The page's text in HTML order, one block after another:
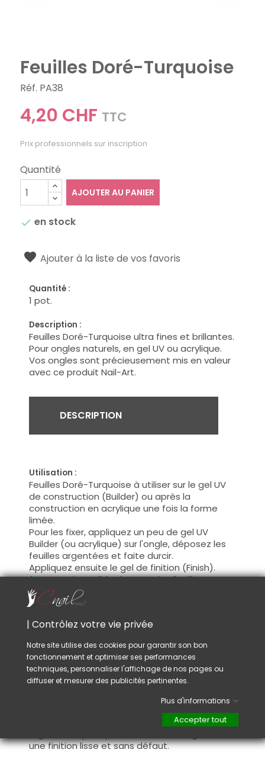
Feuilles Doré-Turquoise
Réf. PA38
4,20 CHF TTC
Prix professionnels sur inscription
Quantité
AJOUTER AU PANIER
 en stock
Ajouter à la liste de vos favoris
Quantité :
1 pot.
Description :
Feuilles Doré-Turquoise ultra fines et brillantes.
Pour ongles naturels, en gel UV ou acrylique.
Vos ongles sont précieusement mis en valeur
avec ce produit Nail-Art.
DESCRIPTION
Utilisation :
Feuilles Doré-Turquoise à utiliser sur le gel UV
de construction (Builder) ou après la
construction en acrylique une fois la forme
limée.
Pour les fixer, appliquez un peu de gel UV
Builder (ou acrylique) sur l'ongle, déposez les
feuilles argentées et faite durcir.
Appliquez ensuite le gel de finition (Finish).
Il est aussi possible de poser les feuilles
argentées entre le Gel UV Base et le Gel UV
Builder, pour donner un effet d'incrustation et
Ces feuilles argentées sont aussi utilisées sur
peu de vernis sur l'ongle, laissez sécher, puis
recouvrir de vernis transparent (Top Coat).
Conseil :
Si vous choisissez la technique avant le Gel UV
Finish, une fois les feuilles argentées fixées sur
la construction, limez les parties de feuilles
une finition lisse et sans défaut.
| Contrôlez votre vie privée
Notre site utilise des cookies pour garantir son bon
fonctionnement et optimiser ses performances
techniques, personnaliser l'affichage de nos pages ou
diffuser et mesurer des publicités pertinentes.
Plus d'informations
Accepter tout